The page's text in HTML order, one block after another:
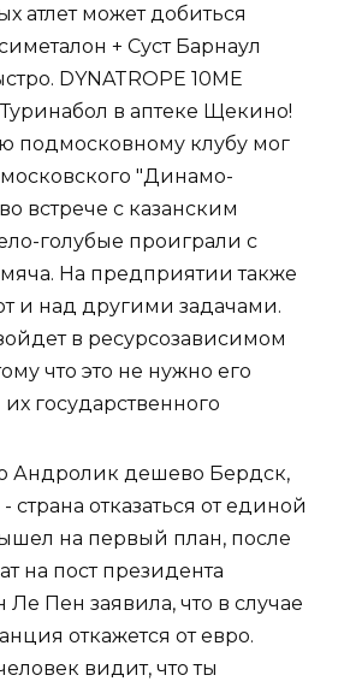
атлет может добиться
+ Суст Барнаул
DYNATROPE 10ME
в аптеке Щекино!
подмосковному клубу мог
"Динамо-
встрече с казанским
голубые проиграли с
На предприятии также
и над другими задачами.
в ресурсозависимом
что это не нужно его
государственного
Андролик дешево Бердск,
страна отказаться от единой
на первый план, после
на пост президента
Пен заявила, что в случае
откажется от евро.
видит, что ты